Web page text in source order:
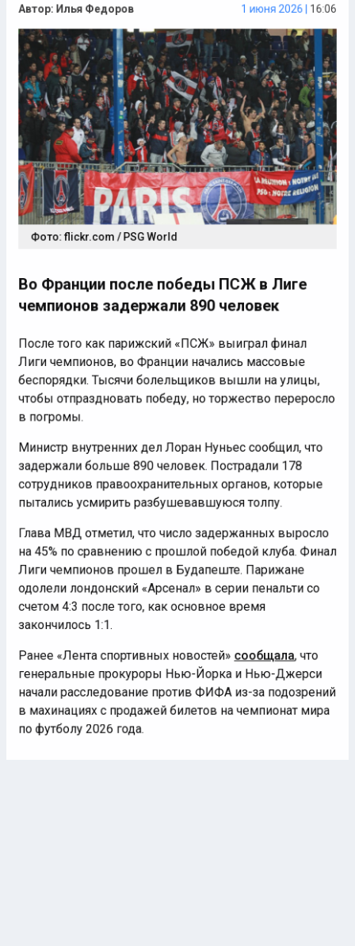
Фото: flickr.com / PSG World
Во Франции после победы ПСЖ в Лиге
чемпионов задержали 890 человек
После того как парижский «ПСЖ» выиграл финал
Лиги чемпионов, во Франции начались массовые
беспорядки. Тысячи болельщиков вышли на улицы,
чтобы отпраздновать победу, но торжество переросло
в погромы.
Министр внутренних дел Лоран Нуньес сообщил, что
задержали больше 890 человек. Пострадали 178
сотрудников правоохранительных органов, которые
пытались усмирить разбушевавшуюся толпу.
Глава МВД отметил, что число задержанных выросло
на 45% по сравнению с прошлой победой клуба. Финал
Лиги чемпионов прошел в Будапеште. Парижане
одолели лондонский «Арсенал» в серии пенальти со
счетом 4:3 после того, как основное время
закончилось 1:1.
Ранее «Лента спортивных новостей»сообщала , что
генеральные прокуроры Нью-Йорка и Нью-Джерси
начали расследование против ФИФА из-за подозрений
в махинациях с продажей билетов на чемпионат мира
по футболу 2026 года.